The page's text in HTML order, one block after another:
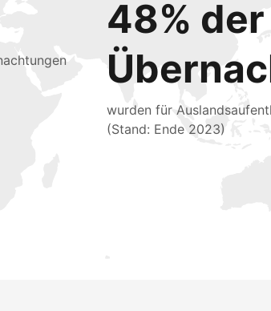
48% der
wurden für
(Stand: Ende 2023)